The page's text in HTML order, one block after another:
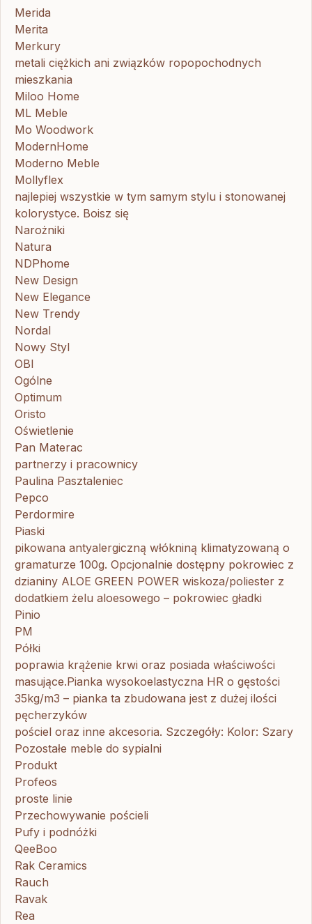
Merida
Merita
Merkury
metali ciężkich ani związków ropopochodnych
mieszkania
Miloo Home
ML Meble
Mo Woodwork
ModernHome
Moderno Meble
Mollyflex
najlepiej wszystkie w tym samym stylu i stonowanej
kolorystyce. Boisz się
Narożniki
Natura
NDPhome
New Design
New Elegance
New Trendy
Nordal
Nowy Styl
OBI
Ogólne
Optimum
Oristo
Oświetlenie
Pan Materac
partnerzy i pracownicy
Paulina Pasztaleniec
Pepco
Perdormire
Piaski
pikowana antyalergiczną włókniną klimatyzowaną o
gramaturze 100g. Opcjonalnie dostępny pokrowiec z
dzianiny ALOE GREEN POWER wiskoza/poliester z
dodatkiem żelu aloesowego – pokrowiec gładki
Pinio
PM
Półki
poprawia krążenie krwi oraz posiada właściwości
masujące.Pianka wysokoelastyczna HR o gęstości
35kg/m3 – pianka ta zbudowana jest z dużej ilości
pęcherzyków
pościel oraz inne akcesoria. Szczegóły: Kolor: Szary
Pozostałe meble do sypialni
Produkt
Profeos
proste linie
Przechowywanie pościeli
Pufy i podnóżki
QeeBoo
Rak Ceramics
Rauch
Ravak
Rea